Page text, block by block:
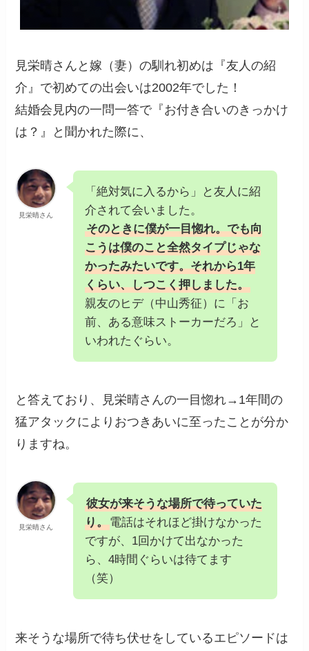
見栄晴さんと嫁（妻）の馴れ初めは『友人の紹
介』で初めての出会いは2002年でした！
結婚会見内の一問一答で『お付き合いのきっかけ
は？』と聞かれた際に、
見栄晴さん
「絶対気に入るから」と友人に紹
介されて会いました。
そのときに僕が一目惚れ。でも向
こうは僕のこと全然タイプじゃな
かったみたいです。それから1年
くらい、しつこく押しました。
親友のヒデ（中山秀征）に「お
前、ある意味ストーカーだろ」と
いわれたぐらい。
と答えており、見栄晴さんの一目惚れ→1年間の
猛アタックによりおつきあいに至ったことが分か
りますね。
見栄晴さん
彼女が来そうな場所で待っていた
り。電話はそれほど掛けなかった
ですが、1回かけて出なかった
ら、4時間ぐらいは待てます
（笑）
来そうな場所で待ち伏せをしているエピソードは